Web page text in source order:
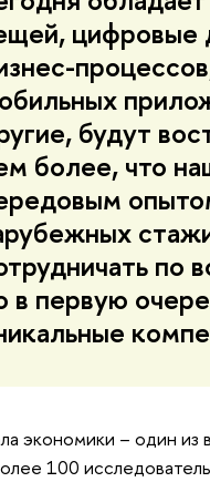
цифровые
будут
более, что
по
в первую
экономики – один из
100